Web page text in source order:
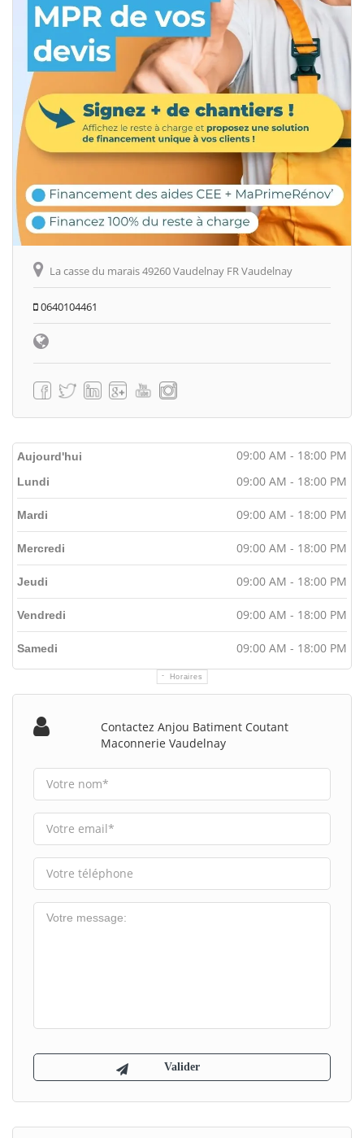
La casse du marais 49260 Vaudelnay FR Vaudelnay
0640104461
Aujourd'hui 09:00 AM - 18:00 PM
Horaires
Lundi 09:00 AM - 18:00 PM
Mardi 09:00 AM - 18:00 PM
Mercredi 09:00 AM - 18:00 PM
Jeudi 09:00 AM - 18:00 PM
Vendredi 09:00 AM - 18:00 PM
Samedi 09:00 AM - 18:00 PM
Contactez Anjou Batiment Coutant
Maconnerie Vaudelnay